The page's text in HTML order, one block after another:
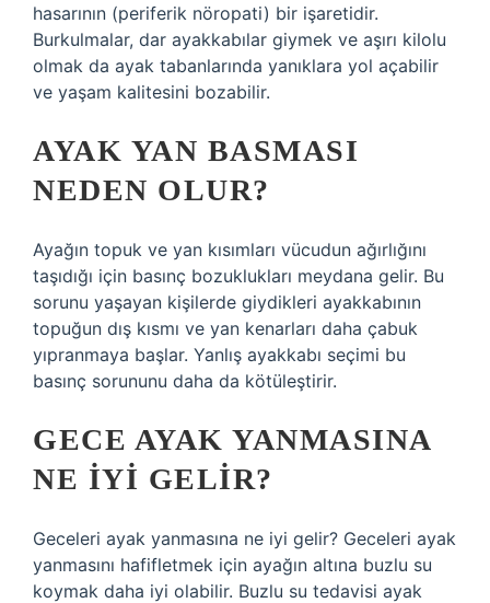
hasarının (periferik nöropati) bir işaretidir.
Burkulmalar, dar ayakkabılar giymek ve aşırı kilolu
olmak da ayak tabanlarında yanıklara yol açabilir
ve yaşam kalitesini bozabilir.
AYAK YAN BASMASI
NEDEN OLUR?
Ayağın topuk ve yan kısımları vücudun ağırlığını
taşıdığı için basınç bozuklukları meydana gelir. Bu
sorunu yaşayan kişilerde giydikleri ayakkabının
topuğun dış kısmı ve yan kenarları daha çabuk
yıpranmaya başlar. Yanlış ayakkabı seçimi bu
basınç sorununu daha da kötüleştirir.
GECE AYAK YANMASINA
NE IYI GELIR?
Geceleri ayak yanmasına ne iyi gelir? Geceleri ayak
yanmasını hafifletmek için ayağın altına buzlu su
koymak daha iyi olabilir. Buzlu su tedavisi ayak